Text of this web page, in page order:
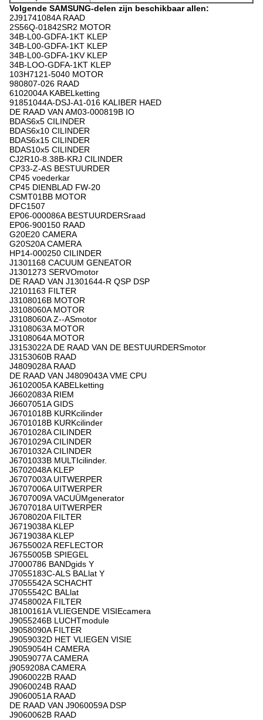
Volgende SAMSUNG-delen zijn beschikbaar allen:
2J91741084A RAAD
2S56Q-01842SR2 MOTOR
34B-L00-GDFA-1KT KLEP
34B-L00-GDFA-1KT KLEP
34B-L00-GDFA-1KV KLEP
34B-LOO-GDFA-1KT KLEP
103H7121-5040 MOTOR
980807-026 RAAD
6102004A KABELketting
91851044A-DSJ-A1-016 KALIBER HAED
DE RAAD VAN AM03-000819B IO
BDAS6x5 CILINDER
BDAS6x10 CILINDER
BDAS6x15 CILINDER
BDAS10x5 CILINDER
CJ2R10-8.38B-KRJ CILINDER
CP33-Z-AS BESTUURDER
CP45 voederkar
CP45 DIENBLAD FW-20
CSMT01BB MOTOR
DFC1507
EP06-000086A BESTUURDERSraad
EP06-900150 RAAD
G20E20 CAMERA
G20S20A CAMERA
HP14-000250 CILINDER
J1301168 CACUUM GENEATOR
J1301273 SERVOmotor
DE RAAD VAN J1301644-R QSP DSP
J2101163 FILTER
J3108016B MOTOR
J3108060A MOTOR
J3108060A Z--ASmotor
J3108063A MOTOR
J3108064A MOTOR
J3153022A DE RAAD VAN DE BESTUURDERSmotor
J3153060B RAAD
J4809028A RAAD
DE RAAD VAN J4809043A VME CPU
J6102005A KABELketting
J6602083A RIEM
J6607051A GIDS
J6701018B KURKcilinder
J6701018B KURKcilinder
J6701028A CILINDER
J6701029A CILINDER
J6701032A CILINDER
J6701033B MULTIcilinder.
J6702048A KLEP
J6707003A UITWERPER
J6707006A UITWERPER
J6707009A VACUÜMgenerator
J6707018A UITWERPER
J6708020A FILTER
J6719038A KLEP
J6719038A KLEP
J6755002A REFLECTOR
J6755005B SPIEGEL
J7000786 BANDgids Y
J7055183C-ALS BALlat Y
J7055542A SCHACHT
J7055542C BALlat
J7458002A FILTER
J8100161A VLIEGENDE VISIEcamera
J9055246B LUCHTmodule
J9058090A FILTER
J9059032D HET VLIEGEN VISIE
J9059054H CAMERA
J9059077A CAMERA
j9059208A CAMERA
J9060022B RAAD
J9060024B RAAD
J9060051A RAAD
DE RAAD VAN J9060059A DSP
J9060062B RAAD